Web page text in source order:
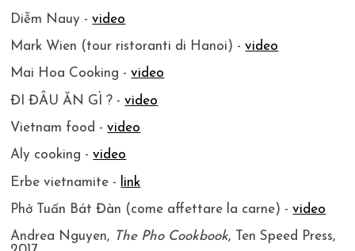
Diễm Nauy -video
Mark Wien (tour ristoranti di Hanoi) -video
Mai Hoa Cooking -video
ĐI ĐÂU ĂN GÌ ? -video
Vietnam food -video
Aly cooking -video
Erbe vietnamite - link
Phở Tuấn Bát Đàn (come affettare la carne) -video
Andrea Nguyen, The Pho Cookbook, Ten Speed Press,